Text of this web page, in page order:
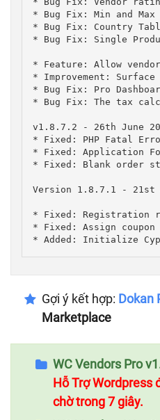
* Bug Fix: Min and Max
* Bug Fix: Country
* Bug Fix: Single
* Feature: Allow
* Improvement:
* Bug Fix: Pro
* Bug Fix: The tax
v1.8.7.2 - 26th June
* Fixed: PHP Fatal
* Fixed: Application
* Fixed: Blank order
Version 1.8.7.1 - 21st
* Fixed: Registration
* Fixed: Assign coupon
Gợi ý kết hợp: Dokan
Marketplace
WC Vendors Pro
Hỗ Trợ Wordpress
chờ trong 6 giây.